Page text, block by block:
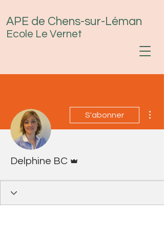
APE de Chens-sur-Léman
Ecole Le Vernet
S'abonner
Delphine BC